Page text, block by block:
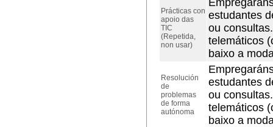
Prácticas con
apoio das
TIC
(Repetida,
non usar)
estudantes
ou
telemáticos
baixo a
Resolución
de
problemas
de forma
autónoma
estudantes
ou
telemáticos
baixo a